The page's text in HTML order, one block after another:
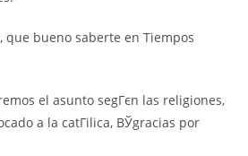
que bueno saberte en Tiempos
el asunto segГєn las religiones,
a la catГіlica, ВЎgracias por